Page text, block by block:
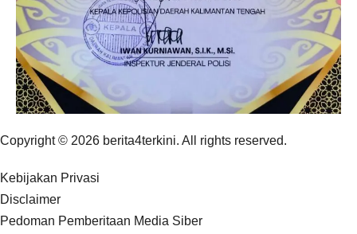
Copyright © 2026 berita4terkini. All rights reserved.
Kebijakan Privasi
Disclaimer
Pedoman Pemberitaan Media Siber